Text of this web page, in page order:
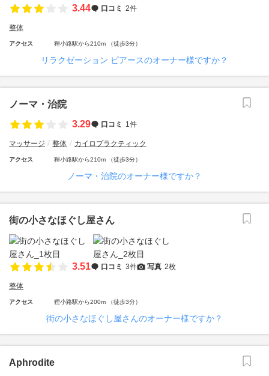
3.44
口コミ 2件
整体
アクセス 狸小路駅から210m （徒歩3分）
リラクゼーション ピアースのオーナー様ですか？
ノーマ・治院
3.29
口コミ 1件
マッサージ 整体 カイロプラクティック
アクセス 狸小路駅から210m （徒歩3分）
ノーマ・治院のオーナー様ですか？
街の小さなほぐし屋さん
3.51 口コミ 3件 写真 2枚
整体
アクセス 狸小路駅から200m （徒歩3分）
街の小さなほぐし屋さんのオーナー様ですか？
Aphrodite